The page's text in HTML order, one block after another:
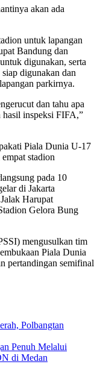
akan ada
untuk lapangan
Bandung dan
digunakan, serta
digunakan dan
parkirnya.
dan tahu apa
hasil inspeksi FIFA,”
Piala Dunia U-17
stadion
pada 10
di Jakarta
Harupat
Gelora Bung
mengusulkan tim
Piala Dunia
pertandingan semifinal
Polbangtan
Penuh Melalui
di Medan